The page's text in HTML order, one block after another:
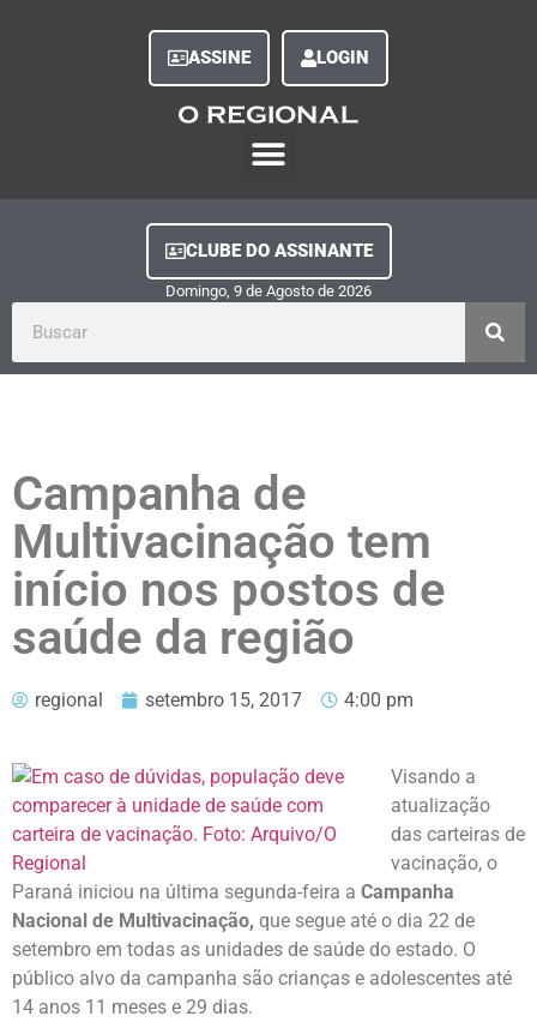
ASSINE LOGIN
CLUBE DO ASSINANTE
Domingo, 9 de Agosto de 2026
Campanha de
Multivacinação tem
início nos postos de
saúde da região
regional setembro 15, 2017 4:00 pm
Visando a
atualização
das carteiras de
vacinação, o
Paraná iniciou na última segunda-feira a Campanha
Nacional de Multivacinação, que segue até o dia 22 de
setembro em todas as unidades de saúde do estado. O
público alvo da campanha são crianças e adolescentes até
14 anos 11 meses e 29 dias.